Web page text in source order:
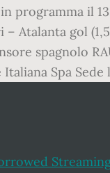
il
Atalanta gol
spagnolo
Spa Sede